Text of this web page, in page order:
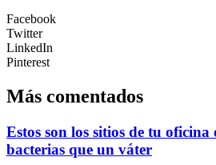
Facebook
Twitter
LinkedIn
Pinterest
Más comentados
Estos son los sitios de tu oficina
bacterias que un váter